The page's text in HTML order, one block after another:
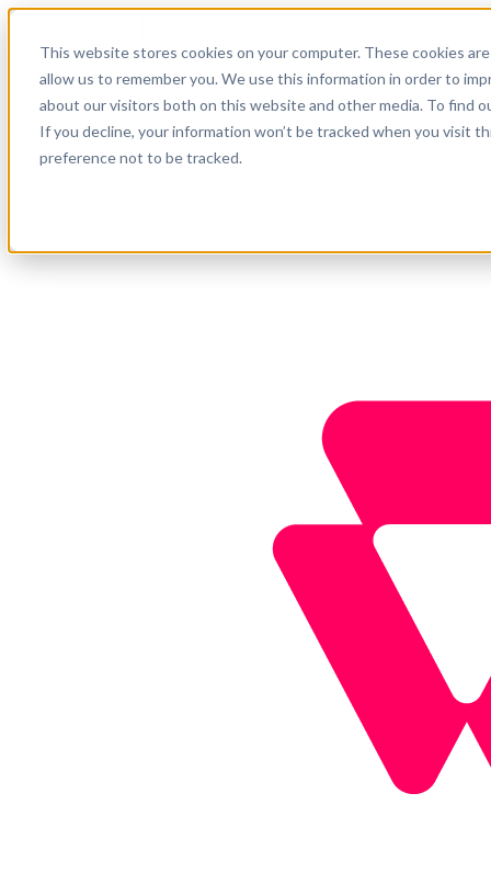
This website stores cookies on your computer. These cookies
allow us to remember you. We use this information in order to
about our visitors both on this website and other media. To find
If you decline, your information won’t be tracked when you visit
preference not to be tracked.
Suporte
Empresa
Comece agora